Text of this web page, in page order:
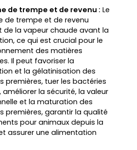
de trempe et de revenu : Le
de trempe et de revenu
de la vapeur chaude avant la
ce qui est crucial pour le
des matières
Il peut favoriser la
et la gélatinisation des
premières, tuer les bactéries
améliorer la sécurité, la valeur
et la maturation des
premières, garantir la qualité
pour animaux depuis la
assurer une alimentation